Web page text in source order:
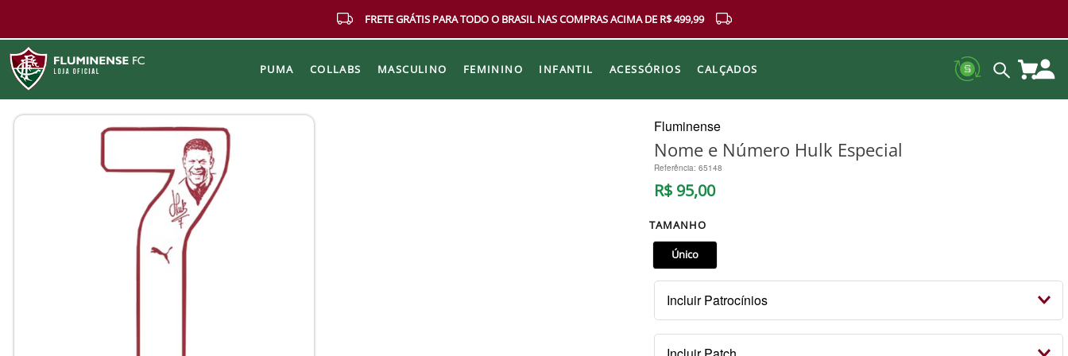
FRETE GRÁTIS PARA TODO O BRASIL NAS COMPRAS ACIMA DE R$ 499,99
PUMA COLLABS MASCULINO FEMININO INFANTIL ACESSÓRIOS CALÇADOS
Buscar Fluminense
Nome e Número Hulk Especial
Referência: 65148
R$ 95,00
TAMANHO
Único
Incluir Patrocínios